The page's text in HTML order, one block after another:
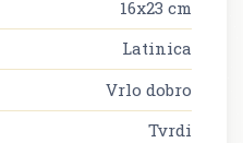
16x23 cm
Latinica
Vrlo dobro
Tvrdi